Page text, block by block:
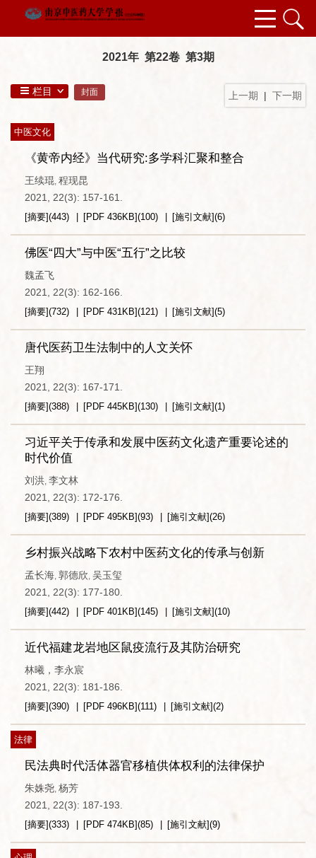
2021年 第22卷 第3期
上一期 | 下一期
栏目 封面
中医文化
《黄帝内经》当代研究:多学科汇聚和整合
王续琨, 程现昆
2021, 22(3): 157-161.
[摘要](443) [PDF 436KB](100) [施引文献](6)
佛医“四大”与中医“五行”之比较
魏孟飞
2021, 22(3): 162-166.
[摘要](732) [PDF 431KB](121) [施引文献](5)
唐代医药卫生法制中的人文关怀
王翔
2021, 22(3): 167-171.
[摘要](388) [PDF 445KB](130) [施引文献](1)
习近平关于传承和发展中医药文化遗产重要论述的
时代价值
刘洪, 李文林
2021, 22(3): 172-176.
[摘要](389) [PDF 495KB](93) [施引文献](26)
乡村振兴战略下农村中医药文化的传承与创新
孟长海, 郭德欣, 吴玉玺
2021, 22(3): 177-180.
[摘要](442) [PDF 401KB](145) [施引文献](10)
近代福建龙岩地区鼠疫流行及其防治研究
林曦，李永宸
2021, 22(3): 181-186.
[摘要](390) [PDF 496KB](111) [施引文献](2)
法律
民法典时代活体器官移植供体权利的法律保护
朱姝尧, 杨芳
2021, 22(3): 187-193.
[摘要](333) [PDF 474KB](85) [施引文献](9)